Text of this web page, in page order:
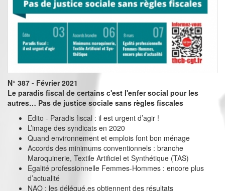
N° 387 - Février 2021
Le paradis fiscal de certains c'est l'enfer social pour les
autres… Pas de justice sociale sans règles fiscales
Edito - Paradis fiscal : il est urgent d’agir !
L’image des syndicats en 2020
Quand environnement et emplois font bon ménage
Accords des minimums conventionnels : branche
Maroquinerie, Textile Artificiel et Synthétique (TAS)
Egalité professionnelle Femmes-Hommes : encore plus
d’actualité
NAO : les délégué.es obtiennent des résultats